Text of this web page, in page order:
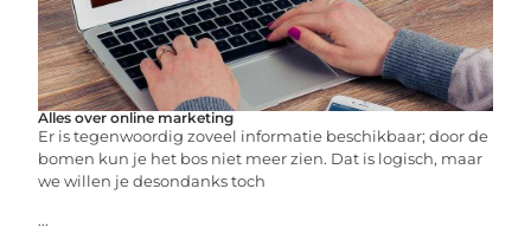
Alles over online marketing
Er is tegenwoordig zoveel informatie beschikbaar; door de
bomen kun je het bos niet meer zien. Dat is logisch, maar
we willen je desondanks toch
...